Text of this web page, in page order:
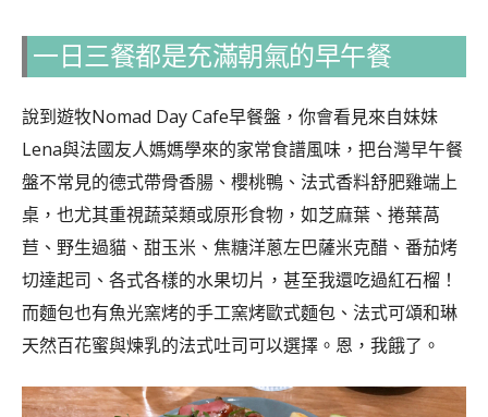
一日三餐都是充滿朝氣的早午餐
說到遊牧Nomad Day Cafe早餐盤，你會看見來自妹妹
Lena與法國友人媽媽學來的家常食譜風味，把台灣早午餐
盤不常見的德式帶骨香腸、櫻桃鴨、法式香料舒肥雞端上
桌，也尤其重視蔬菜類或原形食物，如芝麻葉、捲葉萵
苣、野生過貓、甜玉米、焦糖洋蔥左巴薩米克醋、番茄烤
切達起司、各式各樣的水果切片，甚至我還吃過紅石榴！
而麵包也有魚光窯烤的手工窯烤歐式麵包、法式可頌和琳
天然百花蜜與煉乳的法式吐司可以選擇。恩，我餓了。